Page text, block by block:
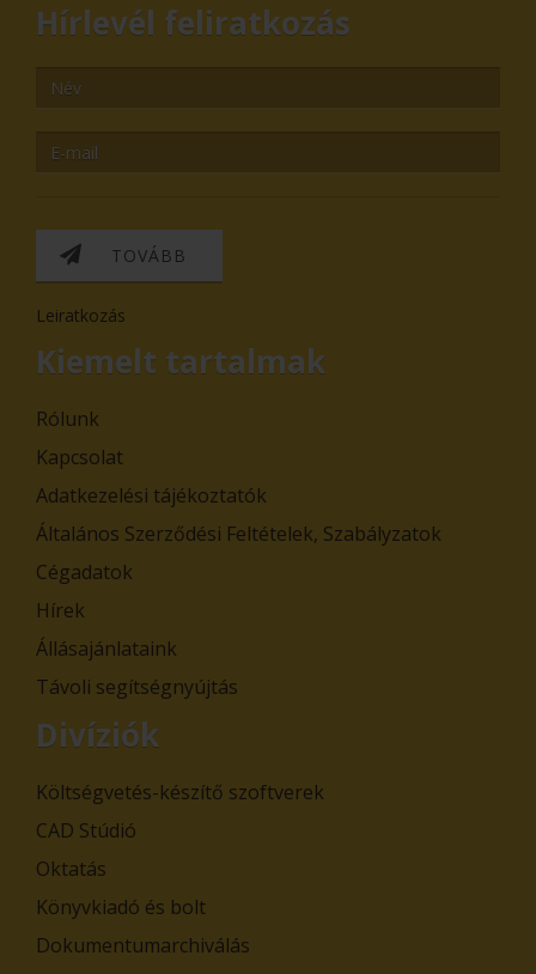
Hírlevél feliratkozás
TOVÁBB
Leiratkozás
Kiemelt tartalmak
Rólunk
Kapcsolat
Adatkezelési tájékoztatók
Általános Szerződési Feltételek, Szabályzatok
Cégadatok
Hírek
Állásajánlataink
Távoli segítségnyújtás
Divíziók
Költségvetés-készítő szoftverek
CAD Stúdió
Oktatás
Könyvkiadó és bolt
Dokumentumarchiválás